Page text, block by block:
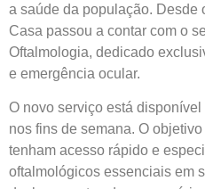
a saúde da população. Desde
Casa passou a contar com o
Oftalmologia, dedicado
e emergência ocular.
O novo serviço está
nos fins de semana. O
tenham acesso rápido e
oftalmológicos essenciais em